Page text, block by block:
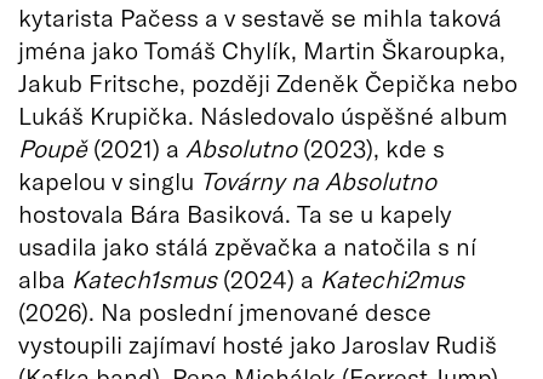
kytarista Pačess a v sestavě se mihla taková
jména jako Tomáš Chylík, Martin Škaroupka,
Jakub Fritsche, později Zdeněk Čepička nebo
Lukáš Krupička. Následovalo úspěšné album
Poupě(2021) a Absolutno(2023), kde s
kapelou v singlu Továrny na Absolutno
hostovala Bára Basiková. Ta se u kapely
usadila jako stálá zpěvačka a natočila s ní
alba Katech1smus(2024) a Katechi2mus
(2026). Na poslední jmenované desce
vystoupili zajímaví hosté jako Jaroslav Rudiš